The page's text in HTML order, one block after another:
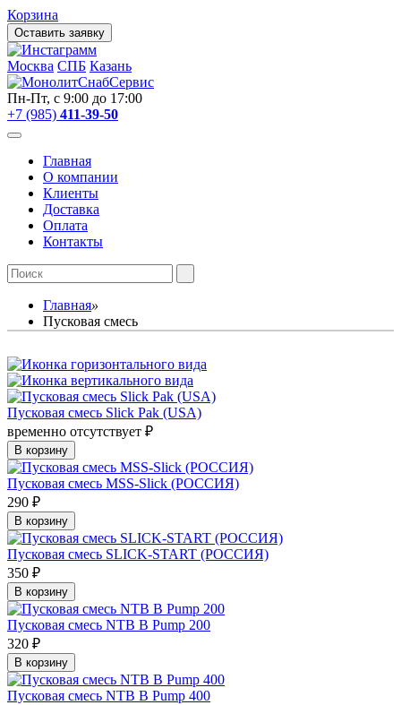
Корзина
Оставить заявку
Москва СПБ Казань
Пн-Пт, с 9:00 до 17:00
+7 (985) 411-39-50
Главная
О компании
Клиенты
Доставка
Оплата
Контакты
Главная»
Пусковая смесь
Пусковая смесь Slick Pak (USA)
временно отсутствует ₽
В корзину
Пусковая смесь MSS-Slick (РОССИЯ)
290 ₽
В корзину
Пусковая смесь SLICK-START (РОССИЯ)
350 ₽
В корзину
Пусковая смесь NTB B Pump 200
320 ₽
В корзину
Пусковая смесь NTB B Pump 400